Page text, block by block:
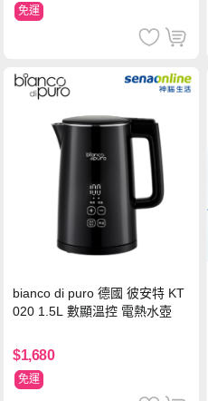
免運
bianco di puro 德國 彼安特 KT
020 1.5L 數顯溫控 電熱水壺
$1,680
免運